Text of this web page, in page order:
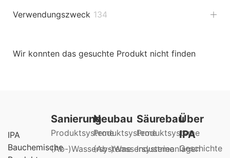
Verwendungszweck 134
Wir konnten das gesuchte Produkt nicht finden
IPA
Bauchemische
Sanierung
Produktsysteme
(Ab-)Wassersysteme
Neubau
Produktsysteme
(Ab-)Wassersysteme
Säurebau
Produktsysteme
Industrieanlagen
Über
IPA
Geschichte